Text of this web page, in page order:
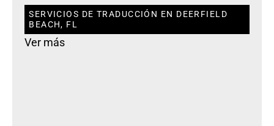
SERVICIOS DE TRADUCCIÓN EN DEERFIELD
BEACH, FL
Ver más